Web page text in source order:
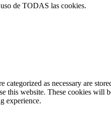
de TODAS las cookies.
as necessary are
this website. These cookies
experience.